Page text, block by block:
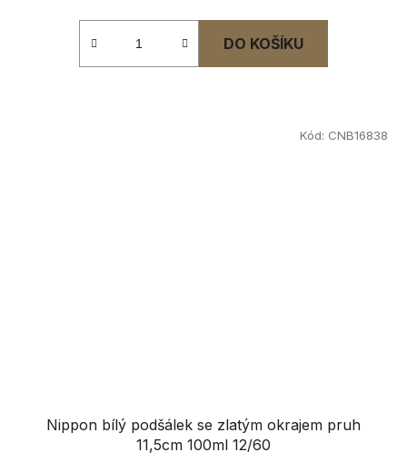
DO KOŠÍKU
Nippon bílý podšálek se zlatým okrajem pruh
11,5cm 100ml 12/60
Kód: CNB16838